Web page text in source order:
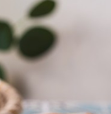
tips